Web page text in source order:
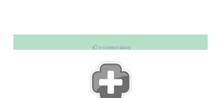
0 COMENTÁRIOS